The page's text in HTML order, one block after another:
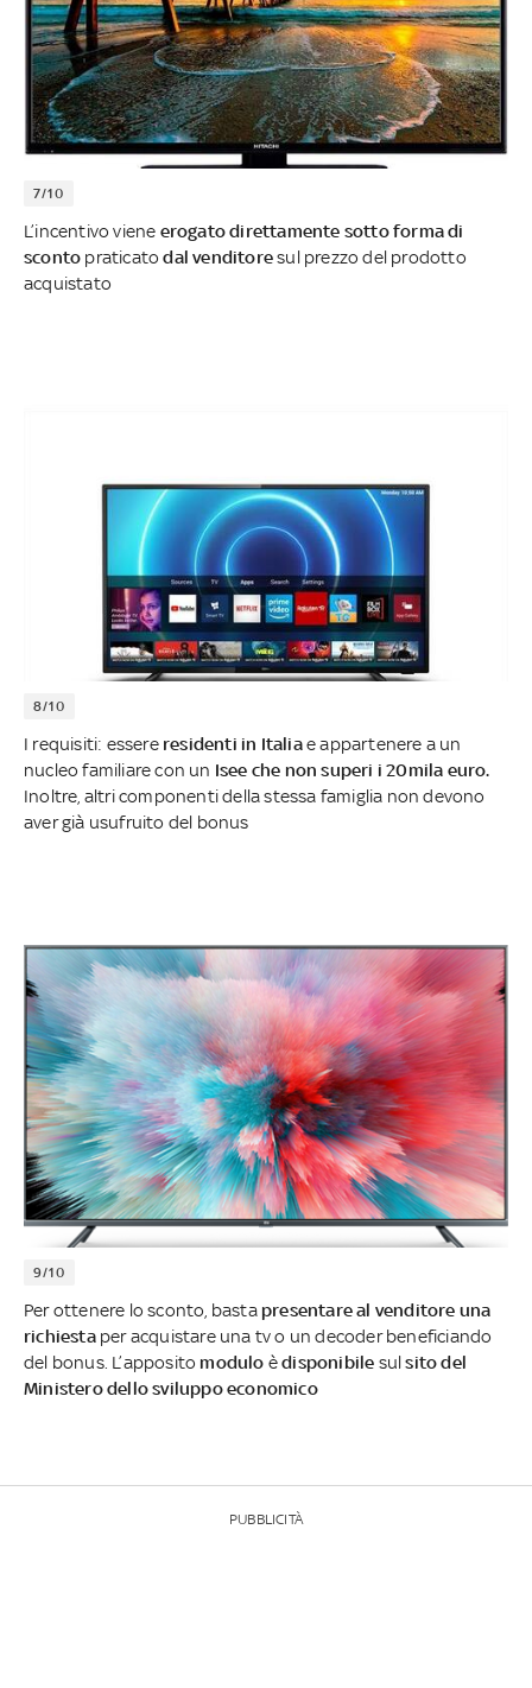
7/10
L’incentivo viene erogato direttamente sotto forma di
sconto praticatodal venditoresul prezzo del prodotto
acquistato
8/10
I requisiti: essereresidenti in Italiae appartenere a un
nucleo familiare con un Isee che non superi i 20mila euro.
Inoltre, altri componenti della stessa famiglia non devono
aver già usufruito del bonus
9/10
Per ottenere lo sconto, basta presentare al venditore una
richiestaper acquistare una tv o un decoder beneficiando
del bonus. L’apposito modulo èdisponibile sulsito del
Ministero dello sviluppo economico
PUBBLICITÀ